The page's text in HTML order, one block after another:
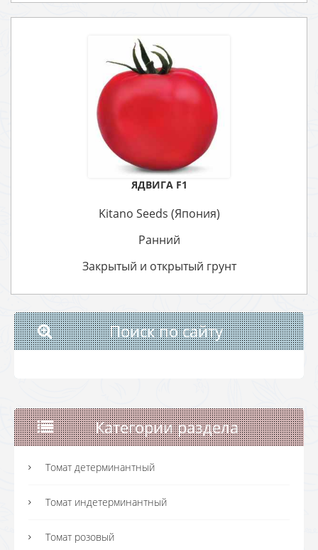
ЯДВИГА F1
Kitano Seeds (Япония)
Ранний
Закрытый и открытый грунт
Поиск по сайту
Категории раздела
Томат детерминантный
Томат индетерминантный
Томат розовый